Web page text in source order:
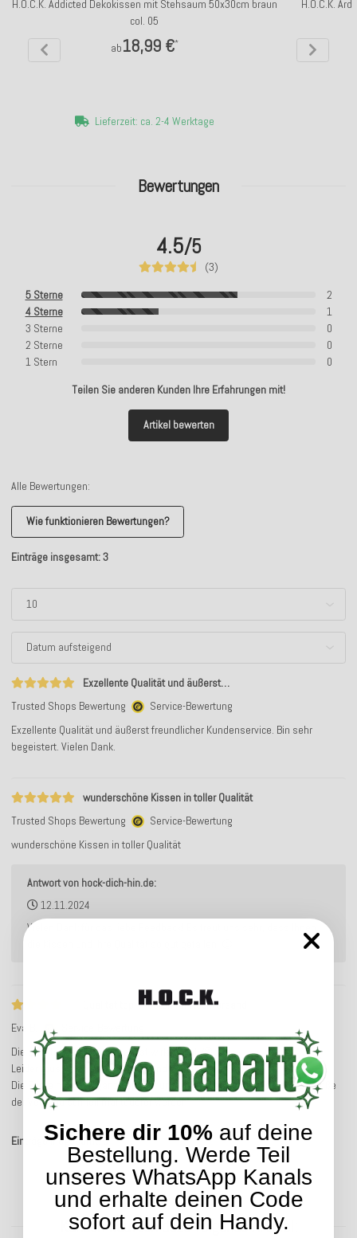
Bewertungen
4.5/5
(3)
5 Sterne
2
4 Sterne
1
3 Sterne
0
2 Sterne
0
1 Stern
0
Teilen Sie anderen Kunden Ihre Erfahrungen mit!
Artikel bewerten
Alle Bewertungen:
Wie funktionieren Bewertungen?
Einträge insgesamt: 3
Exzellente Qualität und äußerst…
Trusted Shops Bewertung
Service-Bewertung
Exzellente Qualität und äußerst freundlicher Kundenservice. Bin sehr
begeistert. Vielen Dank.
wunderschöne Kissen in toller Qualität
Trusted Shops Bewertung
Service-Bewertung
wunderschöne Kissen in toller Qualität
Antwort von hock-dich-hin.de:
12.11.2024
Vielen Dank für das liebe Feedback! Es freut uns sehr, dass Ihnen
Qualität top - Kosten für Rückversand
Eva B.
Die Qualität der Samtkissen ist wirklich toll 😊
Leider muss man den Rückversand selber zahlen
Die Farbe hat nicht ganz gepasst und bei Kissen kann aufgrund der Größe
der Versand schnell mal teuerer werden
Einträge insgesamt: 3
H.O.C.K. Addicted Dekokissen mit Stehsaum 50x30cm braun
col. 05
ab18,99 €*
Lieferzeit: ca. 2-4 Werktage
H.O.C.K.
Kunden kauften dazu folgende Artikel:
Sichere dir 10% auf deine
Bestellung. Werde Teil
unseres WhatsApp Kanals
und erhalte deinen Code
sofort auf dein Handy.